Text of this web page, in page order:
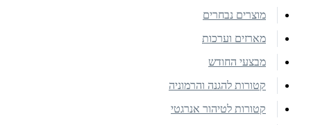
מוצרים נבחרים
מארזים וערכות
מבצעי החודש
קטורות להגנה והרמוניה
קטורות לטיהור אנרגטי